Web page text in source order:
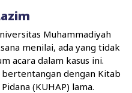
Muhammadiyah
menilai, ada yang tidak
acara dalam kasus ini.
dengan Kitab
(KUHAP) lama.